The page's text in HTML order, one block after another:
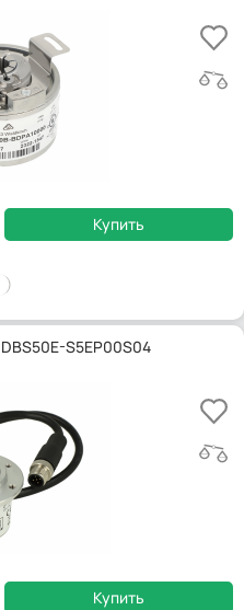
Купить
S5EP00S04
Купить